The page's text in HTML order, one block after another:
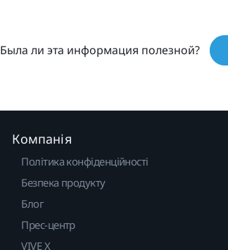
Была ли эта информация полезной?
Компанія
Політика конфіденційності
Безпека продукту
Блог
Прес-центр
VIVE X